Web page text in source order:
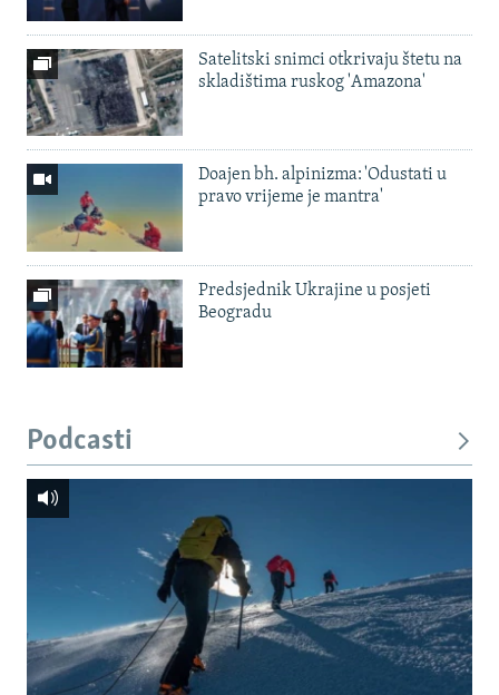
Satelitski snimci otkrivaju štetu na
skladištima ruskog 'Amazona'
Doajen bh. alpinizma: 'Odustati u
pravo vrijeme je mantra'
Predsjednik Ukrajine u posjeti
Beogradu
Podcasti